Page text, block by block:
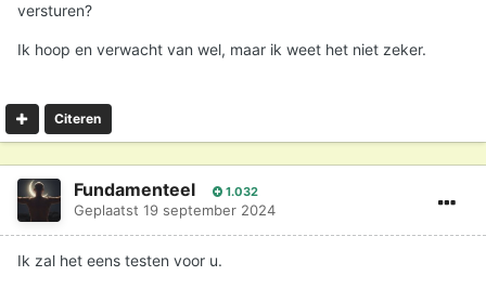
versturen?
Ik hoop en verwacht van wel, maar ik weet het niet zeker.
Citeren
Fundamenteel 1.032
Geplaatst 19 september 2024
Ik zal het eens testen voor u.